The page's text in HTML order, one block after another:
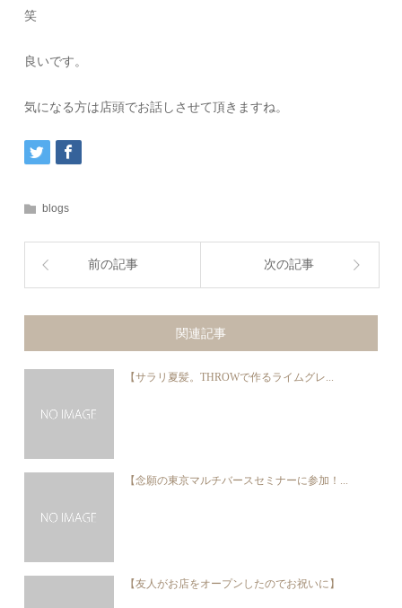
笑
良いです。
気になる方は店頭でお話しさせて頂きますね。
blogs
前の記事 次の記事
関連記事
【サラリ夏髪。THROWで作るライムグレ...
【念願の東京マルチバースセミナーに参加！...
【友人がお店をオープンしたのでお祝いに】